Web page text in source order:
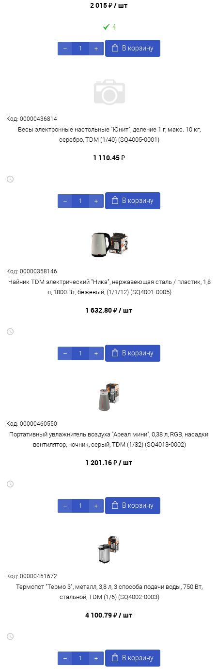
2 015 ₽/ шт
4
В корзину
Код: 00000436814
Весы электронные настольные "Юнит", деление 1 г, макс. 10 кг,
серебро, TDM (1/40) (SQ4005-0001)
1 110.45 ₽
В корзину
Код: 00000358146
Чайник TDM электрический "Ника", нержавеющая сталь / пластик, 1,8
л, 1800 Вт, бежевый, (1/1/12) (SQ4001-0005)
1 632.80 ₽/ шт
В корзину
Код: 00000460550
Портативный увлажнитель воздуха "Ареал мини", 0,38 л, RGB, насадки:
вентилятор, ночник, серый, TDM (1/32) (SQ4013-0002)
1 201.16 ₽/ шт
В корзину
Код: 00000451672
Термопот "Термо 3", металл, 3,8 л, 3 способа подачи воды, 750 Вт,
стальной, TDM (1/6) (SQ4002-0003)
4 100.79 ₽/ шт
В корзину